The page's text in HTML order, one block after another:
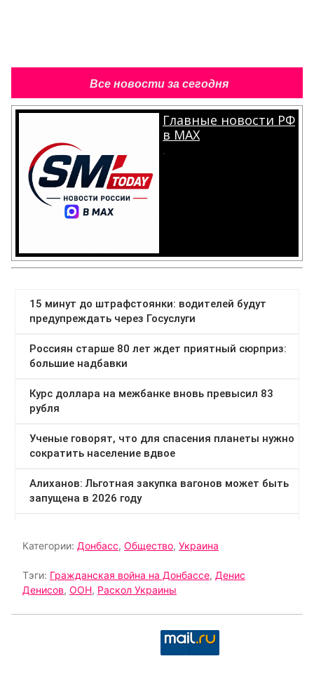
Все новости за сегодня
Главные новости РФ
в MAX
.
Категории: Донбасс, Общество, Украина
Тэги: Гражданская война на Донбассе, Денис
Денисов, ООН, Раскол Украины